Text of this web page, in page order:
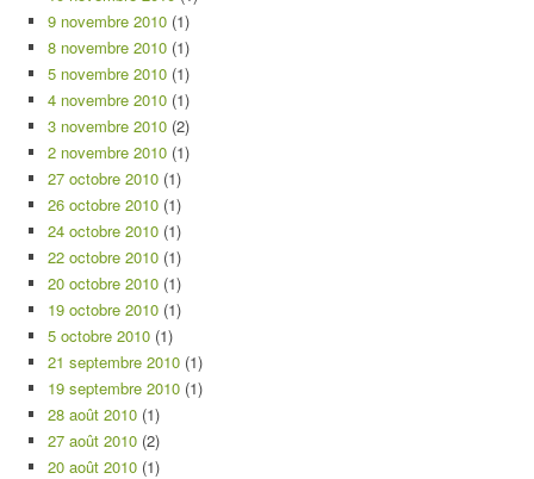
9 novembre 2010 (1)
8 novembre 2010 (1)
5 novembre 2010 (1)
4 novembre 2010 (1)
3 novembre 2010 (2)
2 novembre 2010 (1)
27 octobre 2010 (1)
26 octobre 2010 (1)
24 octobre 2010 (1)
22 octobre 2010 (1)
20 octobre 2010 (1)
19 octobre 2010 (1)
5 octobre 2010 (1)
21 septembre 2010 (1)
19 septembre 2010 (1)
28 août 2010 (1)
27 août 2010 (2)
20 août 2010 (1)